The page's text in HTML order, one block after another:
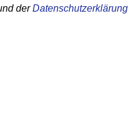
derDatenschutzerklärung